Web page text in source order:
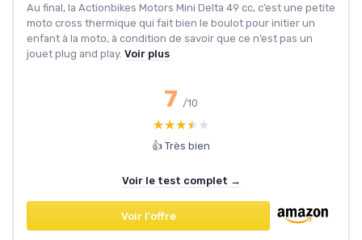
Au final, la Actionbikes Motors Mini Delta 49 cc, c’est une petite
moto cross thermique qui fait bien le boulot pour initier un
enfant à la moto, à condition de savoir que ce n’est pas un
jouet plug and play. Voir plus
7 /10
★★★★★
★★★★★
👍 Très bien
Voir le test complet →
Voir l'offre